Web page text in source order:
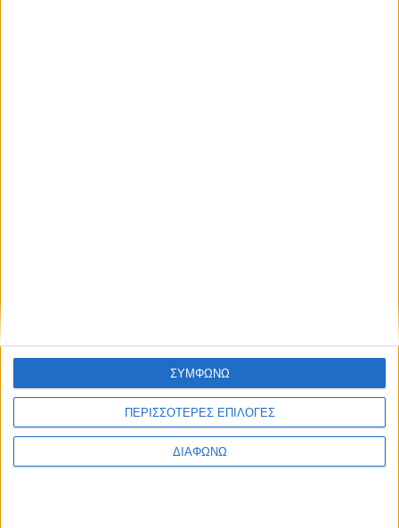
ΠΕΡΙΣΣΟΤΕΡΕΣ ΕΠΙΛΟΓΕΣ
ΔΙΑΦΩΝΩ
ΣΥΜΦΩΝΩ
Ενημέρωση Πολιτισμός Ψυχαγωγία
Classics Επικοινωνία H Eταιρεία